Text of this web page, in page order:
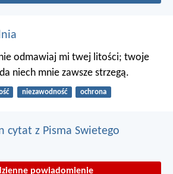
odmawiaj mi twej litości; twoje
niech mnie zawsze strzegą.
niezawodność ochrona
cytat z Pisma Swietego
powiadomienie